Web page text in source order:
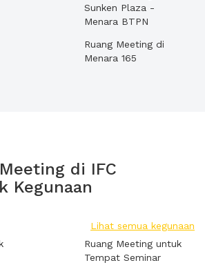
Sunken Plaza -
Menara BTPN
Ruang Meeting di
Menara 165
di IFC
Kegunaan
Lihat semua kegunaan
Ruang Meeting untuk
Tempat Seminar